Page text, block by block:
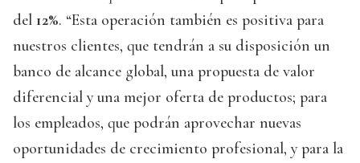
del 12%. “Esta operación también es positiva para
nuestros clientes, que tendrán a su disposición un
banco de alcance global, una propuesta de valor
diferencial y una mejor oferta de productos; para
los empleados, que podrán aprovechar nuevas
oportunidades de crecimiento profesional, y para la